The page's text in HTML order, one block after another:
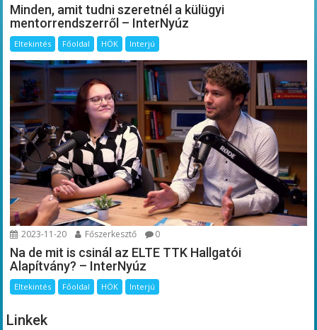
Minden, amit tudni szeretnél a külügyi
mentorrendszerről – InterNyúz
Eltekintés Főoldal HÖK Interjú
2023-11-20 Főszerkesztő 0
Na de mit is csinál az ELTE TTK Hallgatói
Alapítvány? – InterNyúz
Eltekintés Főoldal HÖK Interjú
Linkek